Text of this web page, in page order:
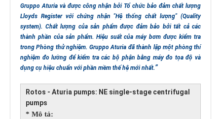
Gruppo Aturia và được công nhận bởi Tổ chức bảo đảm chất lượng
Lloyds Register với chứng nhận "Hệ thống chất lượng" (Quality
system). Chất lượng của sản phẩm được đảm bảo bởi tất cả các
thành phần của sản phẩm. Hiệu suất của máy bơm được kiểm tra
trong Phòng thử nghiệm. Gruppo Aturia đã thành lập một phòng thí
nghiệm đo lường để kiểm tra các bộ phận bằng máy đo tọa độ và
dụng cụ hiệu chuẩn với phần mềm thế hệ mới nhất.
Rotos - Aturia pumps: NE single-stage centrifugal
pumps
* Mô tả: